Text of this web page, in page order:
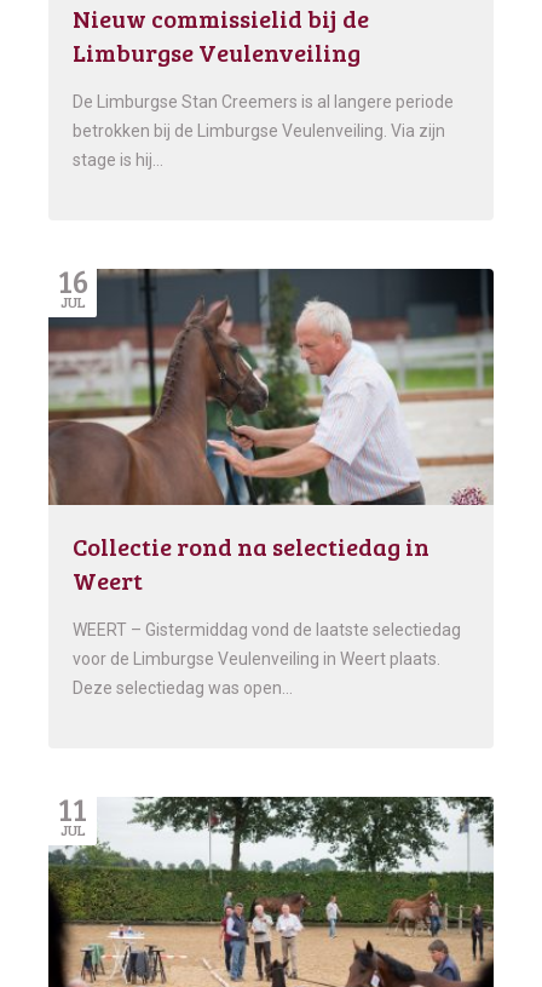
Nieuw commissielid bij de
Limburgse Veulenveiling
De Limburgse Stan Creemers is al langere periode
betrokken bij de Limburgse Veulenveiling. Via zijn
stage is hij…
16
JUL
Collectie rond na selectiedag in
Weert
WEERT – Gistermiddag vond de laatste selectiedag
voor de Limburgse Veulenveiling in Weert plaats.
Deze selectiedag was open…
11
JUL